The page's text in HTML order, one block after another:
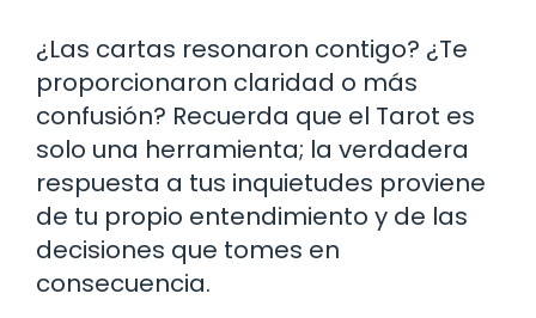
¿Las cartas resonaron contigo? ¿Te
proporcionaron claridad o más
confusión? Recuerda que el Tarot es
solo una herramienta; la verdadera
respuesta a tus inquietudes proviene
de tu propio entendimiento y de las
decisiones que tomes en
consecuencia.